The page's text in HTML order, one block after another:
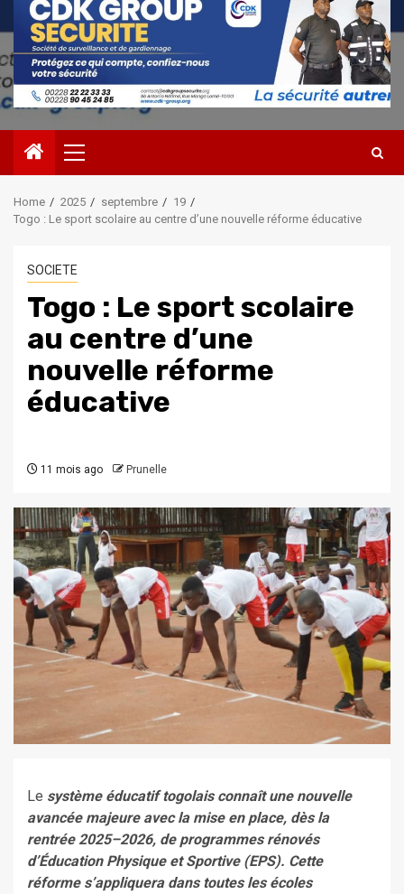
Primary
Menu
Home 2025 septembre
19
Togo : Le sport scolaire au centre d’une nouvelle réforme éducative
SOCIETE
Togo : Le sport scolaire
au centre d’une
nouvelle réforme
éducative
11 mois ago Prunelle
Le système éducatif togolais connaît une nouvelle
avancée majeure avec la mise en place, dès la
rentrée 2025–2026, de programmes rénovés
d’Éducation Physique et Sportive (EPS). Cette
réforme s’appliquera dans toutes les écoles